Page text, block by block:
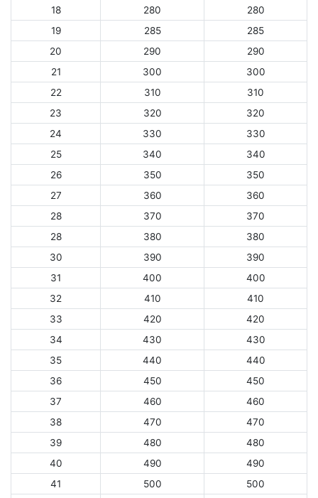
18 280
280
19
285
285
20
290
290
21
300
300
22
310
310
23
320
320
24
330
330
25
340
340
26
350
350
27
360
360
28
370
370
28
380
380
30
390
390
31
400
400
32
410
410
33
420
420
34
430
430
35
440
440
36
450
450
37
460
460
38
470
470
39
480
480
40
490
490
41
500
500